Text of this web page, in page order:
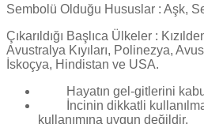
Sembolü Olduğu Hususlar : Aşk,
Çıkarıldığı Başlıca Ülkeler :
Avustralya Kıyıları, Polinezya,
İskoçya, Hindistan ve USA.
Hayatın gel-gitlerini
İncinin dikkatli
kullanımına uygun değildir.